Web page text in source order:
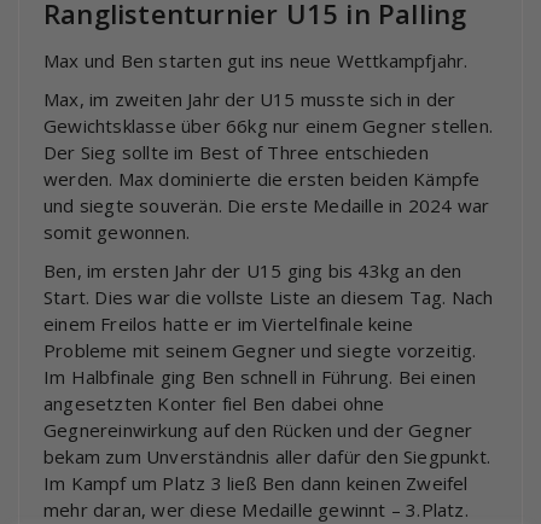
Ranglistenturnier U15 in Palling
Max und Ben starten gut ins neue Wettkampfjahr.
Max, im zweiten Jahr der U15 musste sich in der
Gewichtsklasse über 66kg nur einem Gegner stellen.
Der Sieg sollte im Best of Three entschieden
werden. Max dominierte die ersten beiden Kämpfe
und siegte souverän. Die erste Medaille in 2024 war
somit gewonnen.
Ben, im ersten Jahr der U15 ging bis 43kg an den
Start. Dies war die vollste Liste an diesem Tag. Nach
einem Freilos hatte er im Viertelfinale keine
Probleme mit seinem Gegner und siegte vorzeitig.
Im Halbfinale ging Ben schnell in Führung. Bei einen
angesetzten Konter fiel Ben dabei ohne
Gegnereinwirkung auf den Rücken und der Gegner
bekam zum Unverständnis aller dafür den Siegpunkt.
Im Kampf um Platz 3 ließ Ben dann keinen Zweifel
mehr daran, wer diese Medaille gewinnt – 3.Platz.